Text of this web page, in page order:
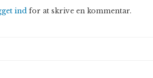
ind for at skrive en kommentar.